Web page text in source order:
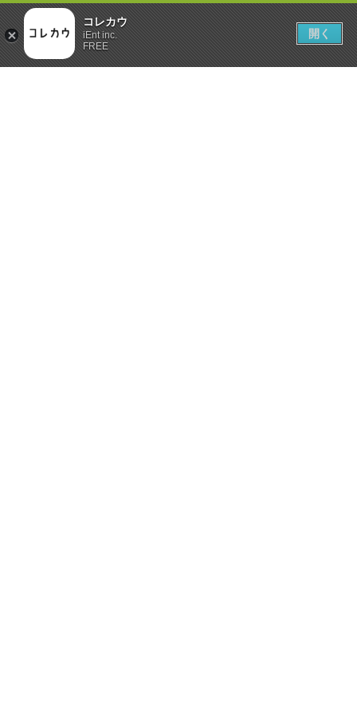
コレカウ
iEnt inc.
FREE
開く